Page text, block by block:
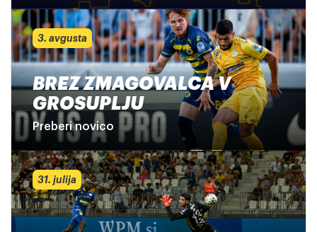
3. avgusta
BREZ ZMAGOVALCA V
GROSUPLJU
Preberi novico
31. julija